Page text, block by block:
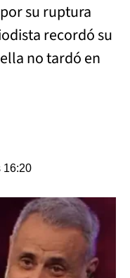
su ruptura
recordó su
no tardó en
16:20